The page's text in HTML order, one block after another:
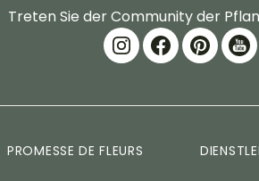
Treten Sie der Community der
PROMESSE DE FLEURS